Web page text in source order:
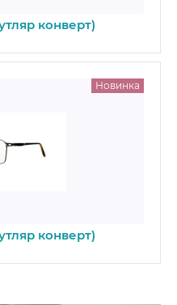
конверт)
Новинка
конверт)